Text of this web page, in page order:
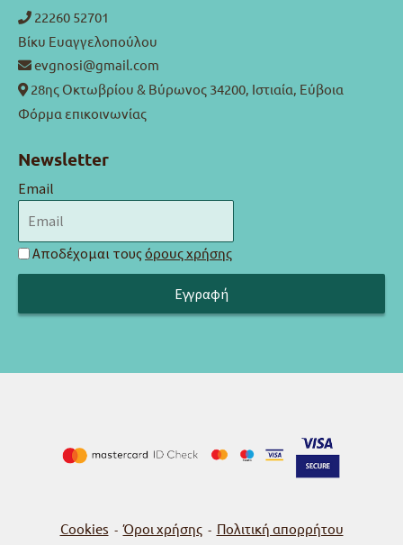
22260 52701
Βίκυ Ευαγγελοπούλου
evgnosi@gmail.com
28ης Οκτωβρίου & Βύρωνος 34200, Ιστιαία, Εύβοια
Φόρμα επικοινωνίας
Newsletter
Email
Αποδέχομαι τους όρους χρήσης
Cookies - Όροι χρήσης - Πολιτική απορρήτου